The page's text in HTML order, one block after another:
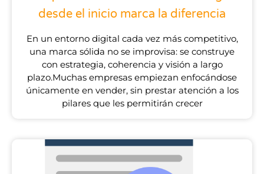
desde el inicio marca la diferencia
En un entorno digital cada vez más competitivo,
una marca sólida no se improvisa: se construye
con estrategia, coherencia y visión a largo
plazo.Muchas empresas empiezan enfocándose
únicamente en vender, sin prestar atención a los
pilares que les permitirán crecer